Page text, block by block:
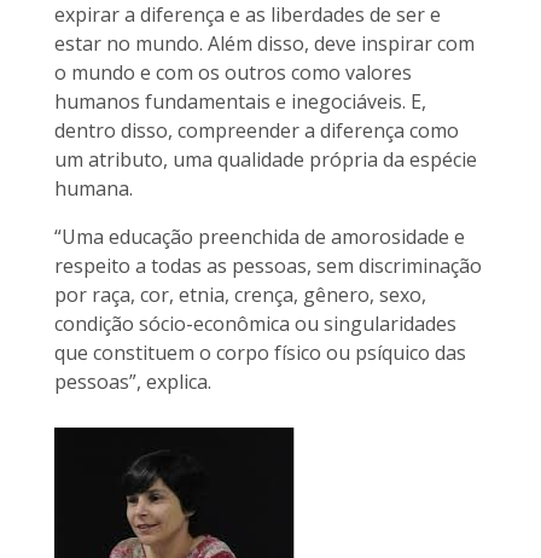
expirar a diferença e as liberdades de ser e
estar no mundo. Além disso, deve inspirar com
o mundo e com os outros como valores
humanos fundamentais e inegociáveis. E,
dentro disso, compreender a diferença como
um atributo, uma qualidade própria da espécie
humana.
“Uma educação preenchida de amorosidade e
respeito a todas as pessoas, sem discriminação
por raça, cor, etnia, crença, gênero, sexo,
condição sócio-econômica ou singularidades
que constituem o corpo físico ou psíquico das
pessoas”, explica.